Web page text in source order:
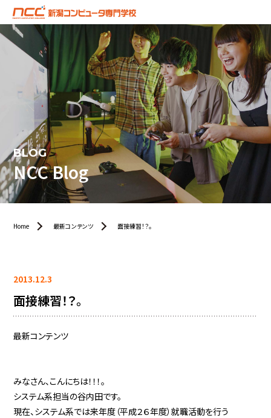
BLOG
NCC Blog
Home 最新コンテンツ 面接練習！？。
2013.12.3
面接練習！？。
最新コンテンツ
みなさん、こんにちは！！！。
システム系担当の谷内田です。
現在、システム系では来年度（平成２６年度）就職活動を行う